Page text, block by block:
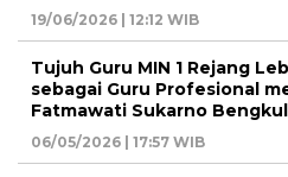
19/06/2026 | 12:12 WIB
Tujuh Guru MIN 1 Rejang
sebagai Guru Profesional
Fatmawati Sukarno
06/05/2026 | 17:57 WIB